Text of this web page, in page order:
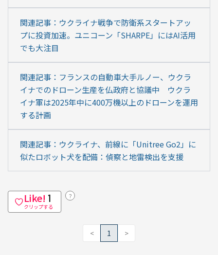
関連記事：ウクライナ戦争で防衛系スタートアッ
プに投資加速。ユニコーン「SHARPE」にはAI活用
でも大注目
関連記事：フランスの自動車大手ルノー、ウクラ
イナでのドローン生産を仏政府と協議中　ウクラ
イナ軍は2025年中に400万機以上のドローンを運用
する計画
関連記事：ウクライナ、前線に「Unitree Go2」に
似たロボット犬を配備：偵察と地雷検出を支援
Like! 1
クリップする
？
< 1 >